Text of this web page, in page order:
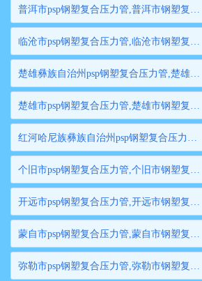
普洱市psp钢塑复合压力管,普洱市钢塑复合管,普洱市衬塑钢管,普洱市psp钢塑复合穿线管,普洱市内衬塑复合钢管
临沧市psp钢塑复合压力管,临沧市钢塑复合管,临沧市衬塑钢管,临沧市psp钢塑复合穿线管,临沧市内衬塑复合钢管
楚雄彝族自治州psp钢塑复合压力管,楚雄彝族自治州钢塑复合管,楚雄彝族自治州衬塑钢管,楚雄彝族自治州psp钢塑复合穿线管,楚雄彝族自治州内衬塑复合钢管
楚雄市psp钢塑复合压力管,楚雄市钢塑复合管,楚雄市衬塑钢管,楚雄市psp钢塑复合穿线管,楚雄市内衬塑复合钢管
红河哈尼族彝族自治州psp钢塑复合压力管,红河哈尼族彝族自治州钢塑复合管,红河哈尼族彝族自治州衬塑钢管,红河哈尼族彝族自治州psp钢塑复合穿线管,红河哈尼族彝族自治州内衬塑复合钢管
个旧市psp钢塑复合压力管,个旧市钢塑复合管,个旧市衬塑钢管,个旧市psp钢塑复合穿线管,个旧市内衬塑复合钢管
开远市psp钢塑复合压力管,开远市钢塑复合管,开远市衬塑钢管,开远市psp钢塑复合穿线管,开远市内衬塑复合钢管
蒙自市psp钢塑复合压力管,蒙自市钢塑复合管,蒙自市衬塑钢管,蒙自市psp钢塑复合穿线管,蒙自市内衬塑复合钢管
弥勒市psp钢塑复合压力管,弥勒市钢塑复合管,弥勒市衬塑钢管,弥勒市psp钢塑复合穿线管,弥勒市内衬塑复合钢管